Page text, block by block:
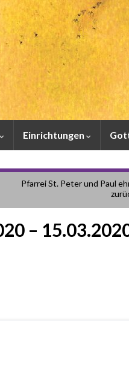
Einrichtungen
Pfarrei St. Peter und Paul
–